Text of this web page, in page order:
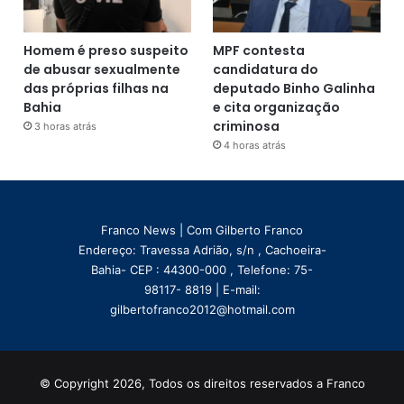
Homem é preso suspeito
de abusar sexualmente
das próprias filhas na
Bahia
3 horas atrás
MPF contesta
candidatura do
deputado Binho Galinha
e cita organização
criminosa
4 horas atrás
Franco News | Com Gilberto Franco
Endereço: Travessa Adrião, s/n , Cachoeira-
Bahia- CEP : 44300-000 , Telefone: 75-
98117- 8819 | E-mail:
gilbertofranco2012@hotmail.com
© Copyright 2026, Todos os direitos reservados a Franco